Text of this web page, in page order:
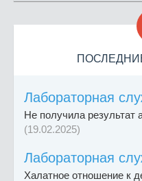
Лабораторная
Не получила результат
(19.02.2025)
Лабораторная
Халатное отношение к